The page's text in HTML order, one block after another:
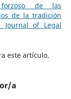
forzoso de las
de la tradición
Journal of Legal
este artículo.
a